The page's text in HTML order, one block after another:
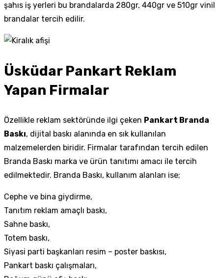
şahıs iş yerleri bu brandalarda 280gr, 440gr ve 510gr vinil
brandalar tercih edilir.
Üsküdar Pankart Reklam
Yapan Firmalar
Özellikle reklam sektöründe ilgi çeken Pankart Branda
Baskı, dijital baskı alanında en sık kullanılan
malzemelerden biridir. Firmalar tarafından tercih edilen
Branda Baskı marka ve ürün tanıtımı amacı ile tercih
edilmektedir. Branda Baskı, kullanım alanları ise;
Cephe ve bina giydirme,
Tanıtım reklam amaçlı baskı,
Sahne baskı,
Totem baskı,
Siyasi parti başkanları resim – poster baskısı,
Pankart baskı çalışmaları,